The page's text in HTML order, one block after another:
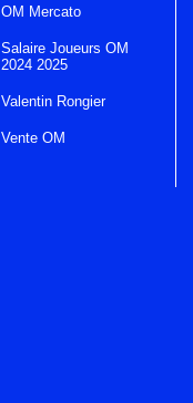
OM Mercato
Salaire Joueurs OM
2024 2025
Valentin Rongier
Vente OM